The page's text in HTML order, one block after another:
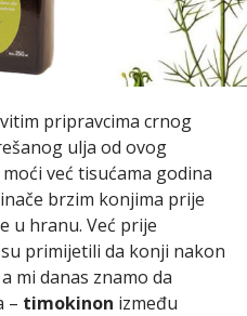
pripravcima crnog
ulja od ovog
već tisućama godina
brzim konjima prije
u hranu. Već prije
primijetili da konji nakon
mi danas znamo da
– timokinon između